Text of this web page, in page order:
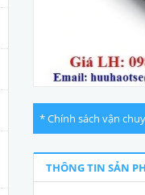
* Chính sách vận
THÔNG TIN SẢN